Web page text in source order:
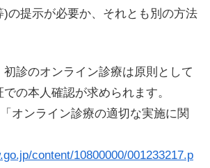
)の提示が必要か、それとも別の方法
初診のオンライン診療は原則として
の本人確認が求められます。
オンライン診療の適切な実施に関
content/10800000/001233217.p